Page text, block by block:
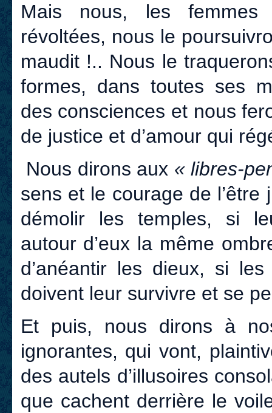
Mais nous, les femmes
révoltées, nous le
maudit !.. Nous le
formes, dans toutes ses
des consciences et nous
de justice et d’amour qui
Nous dirons aux « libres-
sens et le courage de l’être
démolir les temples, si
autour d’eux la même
d’anéantir les dieux, si
doivent leur survivre et se
Et puis, nous dirons à
ignorantes, qui vont,
des autels d’illusoires
que cachent derrière le